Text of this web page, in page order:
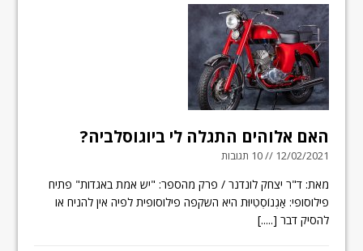
האם אלוהים התגלה לי ביוגוסלביה?
12/02/2021 // 10 תגובות
מאת: ד"ר יצחק לונדנר / פרק מהספר: "יש אמת באגדות" פתיח
פילוסופי: אַגְנוֹסְטִיוּת היא השקפה פילוסופית לפיה אין להניח או
להסיק דבר [.....]